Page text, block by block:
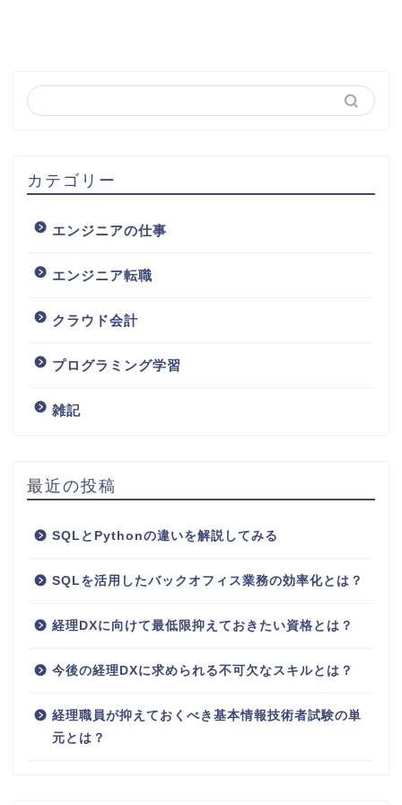
カテゴリー
エンジニアの仕事
エンジニア転職
クラウド会計
プログラミング学習
雑記
最近の投稿
SQLとPythonの違いを解説してみる
SQLを活用したバックオフィス業務の効率化とは？
経理DXに向けて最低限抑えておきたい資格とは？
今後の経理DXに求められる不可欠なスキルとは？
経理職員が抑えておくべき基本情報技術者試験の単
元とは？